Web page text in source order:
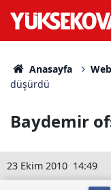
Anasayfa
düşürdü
Baydemir
14:49
23 Ekim 2010